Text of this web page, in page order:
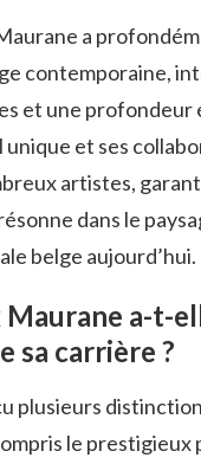
a
contemporaine,
et une profondeur
unique et ses
artistes,
dans le
belge aujourd’hui.
a-t-
sa carrière ?
plusieurs
le prestigieux